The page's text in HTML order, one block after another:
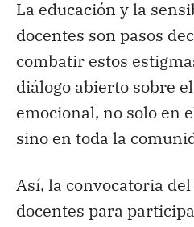
La educación y la
docentes son pasos
combatir estos
diálogo abierto sobre
emocional, no solo en
sino en toda la
Así, la convocatoria del
docentes para